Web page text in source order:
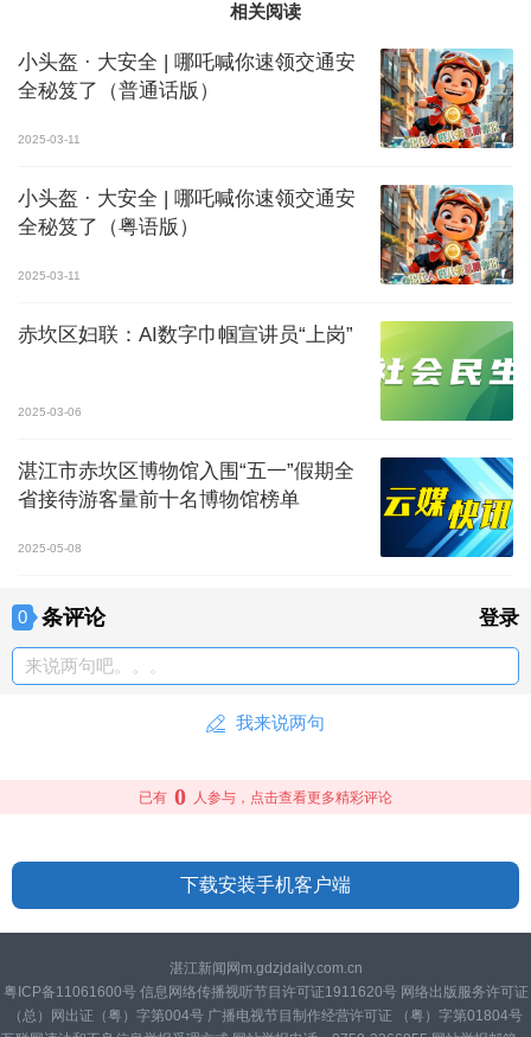
相关阅读
小头盔 · 大安全 | 哪吒喊你速领交通安
全秘笈了（普通话版）
2025-03-11
小头盔 · 大安全 | 哪吒喊你速领交通安
全秘笈了（粤语版）
2025-03-11
赤坎区妇联：AI数字巾帼宣讲员“上岗”
2025-03-06
湛江市赤坎区博物馆入围“五一”假期全
省接待游客量前十名博物馆榜单
2025-05-08
0 条评论 登录
来说两句吧。。。
我来说两句
已有 0 人参与，点击查看更多精彩评论
下载安装手机客户端
湛江新闻网m.gdzjdaily.com.cn
粤ICP备11061600号 信息网络传播视听节目许可证1911620号 网络出版服务许可证
（总）网出证（粤）字第004号 广播电视节目制作经营许可证 （粤）字第01804号